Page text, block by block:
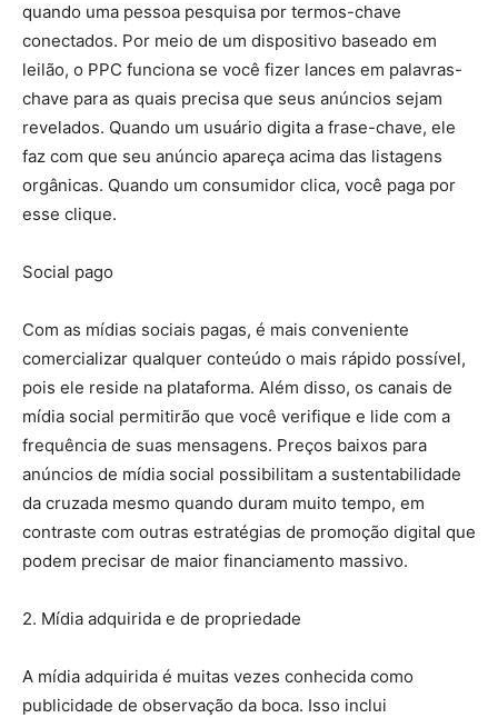
quando uma pessoa pesquisa por termos-chave
conectados. Por meio de um dispositivo baseado em
leilão, o PPC funciona se você fizer lances em palavras-
chave para as quais precisa que seus anúncios sejam
revelados. Quando um usuário digita a frase-chave, ele
faz com que seu anúncio apareça acima das listagens
orgânicas. Quando um consumidor clica, você paga por
esse clique.
Social pago
Com as mídias sociais pagas, é mais conveniente
comercializar qualquer conteúdo o mais rápido possível,
pois ele reside na plataforma. Além disso, os canais de
mídia social permitirão que você verifique e lide com a
frequência de suas mensagens. Preços baixos para
anúncios de mídia social possibilitam a sustentabilidade
da cruzada mesmo quando duram muito tempo, em
contraste com outras estratégias de promoção digital que
podem precisar de maior financiamento massivo.
2. Mídia adquirida e de propriedade
A mídia adquirida é muitas vezes conhecida como
publicidade de observação da boca. Isso inclui